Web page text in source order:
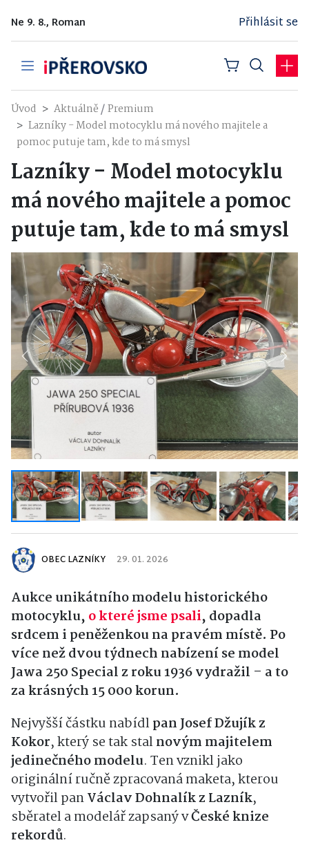
Ne 9. 8., Roman Přihlásit se
Úvod Aktuálně/Premium
Lazníky - Model motocyklu má nového majitele a
pomoc putuje tam, kde to má smysl
Lazníky - Model motocyklu
má nového majitele a pomoc
putuje tam, kde to má smysl
Previous Next
OBEC LAZNÍKY 29. 01. 2026
Aukce unikátního modelu historického
motocyklu, o které jsme psali, dopadla
srdcem i peněženkou na pravém místě. Po
více než dvou týdnech nabízení se model
Jawa 250 Special z roku 1936 vydražil – a to
za krásných 15 000 korun.
Nejvyšší částku nabídlpan Josef Džujík z
Kokor, který se tak stalnovým majitelem
jedinečného modelu. Ten vznikl jako
originální ručně zpracovaná maketa, kterou
vytvořil panVáclav Dohnalík z Lazník,
sběratel a modelář zapsaný vČeské knize
rekordů.